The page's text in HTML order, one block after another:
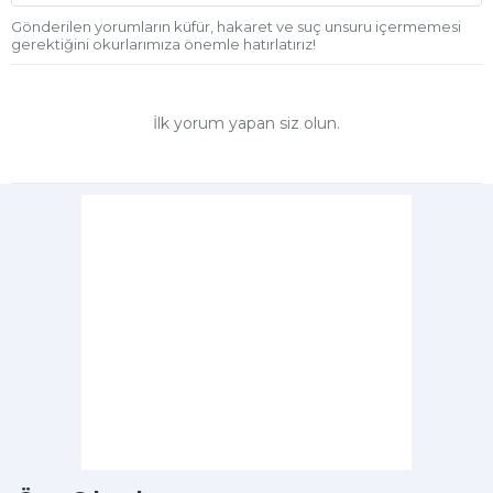
Gönderilen yorumların küfür, hakaret ve suç unsuru içermemesi
gerektiğini okurlarımıza önemle hatırlatırız!
İlk yorum yapan siz olun.